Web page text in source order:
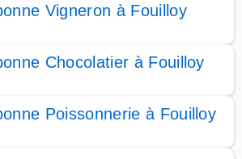
Vigneron à Fouilloy
Chocolatier à Fouilloy
Poissonnerie à Fouilloy